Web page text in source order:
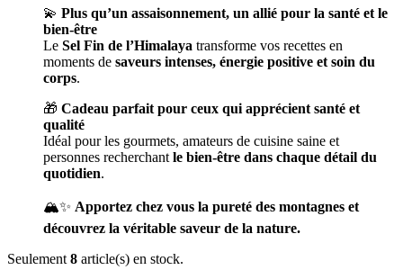
💫 Plus qu’un assaisonnement, un allié pour la santé et le
bien-être
Le Sel Fin de l’Himalaya transforme vos recettes en
moments de saveurs intenses, énergie positive et soin du
corps.
🎁 Cadeau parfait pour ceux qui apprécient santé et
qualité
Idéal pour les gourmets, amateurs de cuisine saine et
personnes recherchant le bien-être dans chaque détail du
quotidien.
🏔️✨ Apportez chez vous la pureté des montagnes et
découvrez la véritable saveur de la nature.
Seulement 8 article(s) en stock.